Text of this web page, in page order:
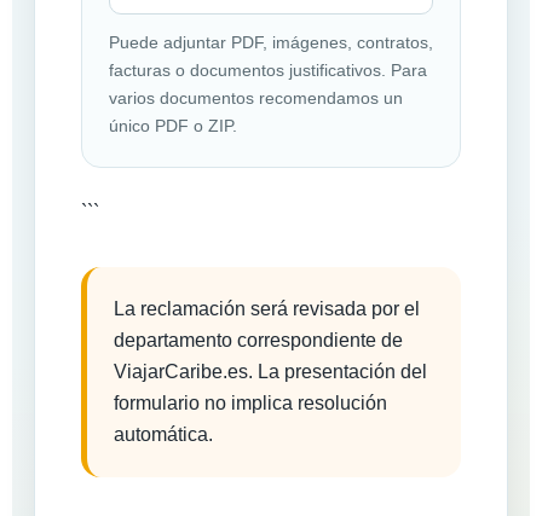
Puede adjuntar PDF, imágenes, contratos,
facturas o documentos justificativos. Para
varios documentos recomendamos un
único PDF o ZIP.
```
La reclamación será revisada por el
departamento correspondiente de
ViajarCaribe.es. La presentación del
formulario no implica resolución
automática.